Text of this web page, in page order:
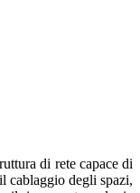
di rete capace di
cablaggio degli spazi,